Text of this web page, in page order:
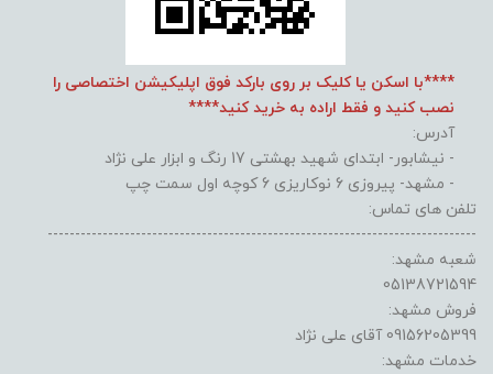
****با اسکن یا کلیک بر روی بارکد فوق اپلیکیشن اختصاصی را
نصب کنید و فقط اراده به خرید کنید****
آدرس:
- نیشابور- ابتدای شهید بهشتی 17 رنگ و ابزار علی نژاد
- مشهد- پیروزی 6 نوکاریزی 6 کوچه اول سمت چپ
تلفن های تماس:
------------------------------------------------------------------------------
شعبه مشهد:
05138721594
فروش مشهد:
09156205399 آقای علی نژاد
خدمات مشهد: